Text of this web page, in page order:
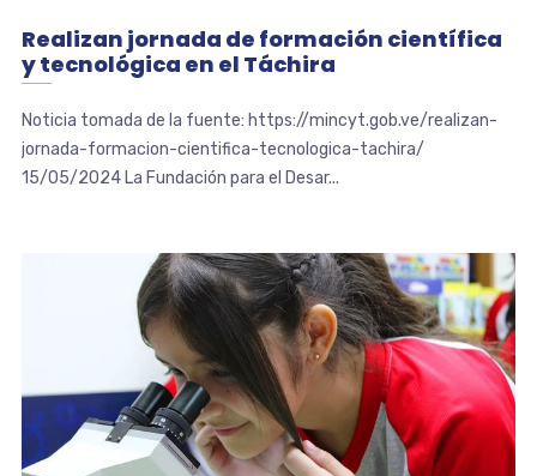
Realizan jornada de formación científica
y tecnológica en el Táchira
Noticia tomada de la fuente: https://mincyt.gob.ve/realizan-
jornada-formacion-cientifica-tecnologica-tachira/
15/05/2024 La Fundación para el Desar...